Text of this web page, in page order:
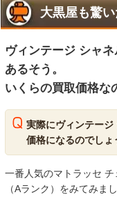
大黒屋も驚
ヴィンテージ シャ
あるそう。
いくらの買取価格な
実際にヴィンテー
価格になるのでしょ
一番人気のマトラッセ
（Aランク）をみてみまし